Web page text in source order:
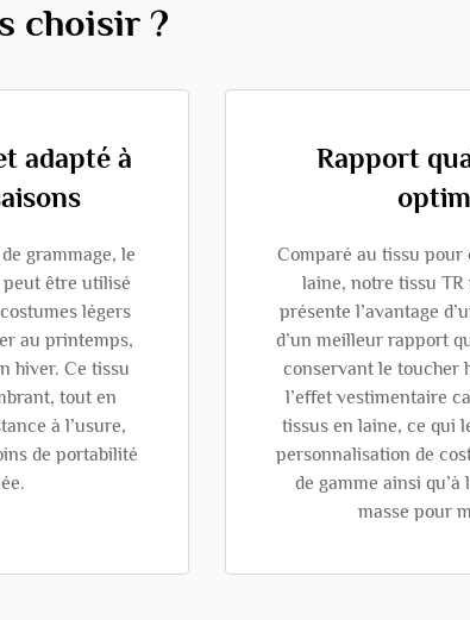
choisir ?
adapté à
grammage, le
être utilisé
légers
au printemps,
hiver. Ce tissu
tout en
à l’usure,
de portabilité
Rapport
Comparé au tissu pour
laine, notre tissu TR
présente l’avantage
d’un meilleur rapport
conservant le toucher
l’effet vestimentaire
tissus en laine, ce qui
personnalisation de
de gamme ainsi
masse pour